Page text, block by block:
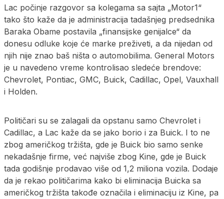
Lac počinje razgovor sa kolegama sa sajta „Motor1“
tako što kaže da je administracija tadašnjeg predsednika
Baraka Obame postavila „finansijske genijalce“ da
donesu odluke koje će marke preživeti, a da nijedan od
njih nije znao baš ništa o automobilima. General Motors
je u navedeno vreme kontrolisao sledeće brendove:
Chevrolet, Pontiac, GMC, Buick, Cadillac, Opel, Vauxhall
i Holden.
Političari su se zalagali da opstanu samo Chevrolet i
Cadillac, a Lac kaže da se jako borio i za Buick. I to ne
zbog američkog tržišta, gde je Buick bio samo senke
nekadašnje firme, već najviše zbog Kine, gde je Buick
tada godišnje prodavao više od 1,2 miliona vozila. Dodaje
da je rekao političarima kako bi eliminacija Buicka sa
američkog tržišta takođe označila i eliminaciju iz Kine, pa